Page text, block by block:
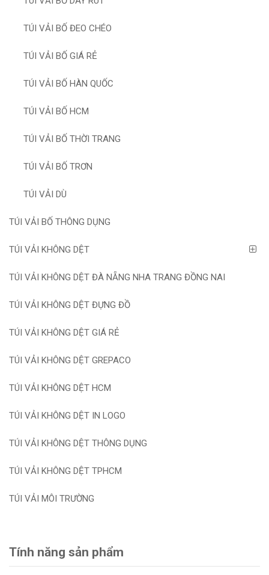
TÚI VẢI BỐ ĐEO CHÉO
TÚI VẢI BỐ GIÁ RẺ
TÚI VẢI BỐ HÀN QUỐC
TÚI VẢI BỐ HCM
TÚI VẢI BỐ THỜI TRANG
TÚI VẢI BỐ TRƠN
TÚI VẢI DÙ
TÚI VẢI BỐ THÔNG DỤNG
TÚI VẢI KHÔNG DỆT
TÚI VẢI KHÔNG DỆT ĐÀ NẴNG NHA TRANG ĐỒNG NAI
TÚI VẢI KHÔNG DỆT ĐỰNG ĐỒ
TÚI VẢI KHÔNG DỆT GIÁ RẺ
TÚI VẢI KHÔNG DỆT GREPACO
TÚI VẢI KHÔNG DỆT HCM
TÚI VẢI KHÔNG DỆT IN LOGO
TÚI VẢI KHÔNG DỆT THÔNG DỤNG
TÚI VẢI KHÔNG DỆT TPHCM
TÚI VẢI MÔI TRƯỜNG
Tính năng sản phẩm